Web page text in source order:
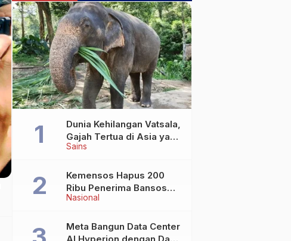
Sains
Dunia Kehilangan Vatsala,
Gajah Tertua di Asia yang
Wafat di Usia Lebih dari
Nasional
Kemensos Hapus 200
Ribu Penerima Bansos
yang Terlibat Judol
Meta Bangun Data Center